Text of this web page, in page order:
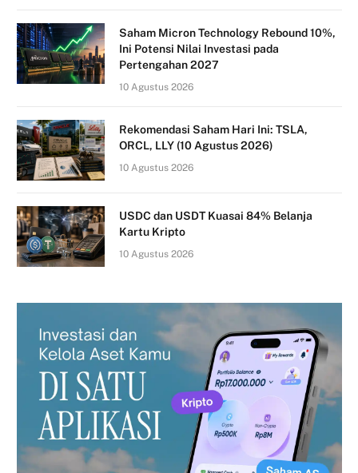
Saham Micron Technology Rebound 10%,
Ini Potensi Nilai Investasi pada
Pertengahan 2027
10 Agustus 2026
Rekomendasi Saham Hari Ini: TSLA,
ORCL, LLY (10 Agustus 2026)
10 Agustus 2026
USDC dan USDT Kuasai 84% Belanja
Kartu Kripto
10 Agustus 2026